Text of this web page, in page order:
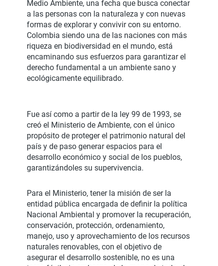
Medio Ambiente, una fecha que busca conectar
a las personas con la naturaleza y con nuevas
formas de explorar y convivir con su entorno.
Colombia siendo una de las naciones con más
riqueza en biodiversidad en el mundo, está
encaminando sus esfuerzos para garantizar el
derecho fundamental a un ambiente sano y
ecológicamente equilibrado.
Fue así como a partir de la ley 99 de 1993, se
creó el Ministerio de Ambiente, con el único
propósito de proteger el patrimonio natural del
país y de paso generar espacios para el
desarrollo económico y social de los pueblos,
garantizándoles su supervivencia.
Para el Ministerio, tener la misión de ser la
entidad pública encargada de definir la política
Nacional Ambiental y promover la recuperación,
conservación, protección, ordenamiento,
manejo, uso y aprovechamiento de los recursos
naturales renovables, con el objetivo de
asegurar el desarrollo sostenible, no es una